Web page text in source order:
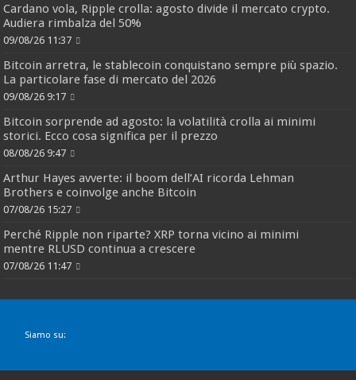
Cardano vola, Ripple crolla: agosto divide il mercato crypto.
Audiera rimbalza del 50%
09/08/26 11:37
Bitcoin arretra, le stablecoin conquistano sempre più spazio.
La particolare fase di mercato del 2026
09/08/26 9:17
Bitcoin sorprende ad agosto: la volatilità crolla ai minimi
storici. Ecco cosa significa per il prezzo
08/08/26 9:47
Arthur Hayes avverte: il boom dell’AI ricorda Lehman
Brothers e coinvolge anche Bitcoin
07/08/26 15:27
Perché Ripple non riparte? XRP torna vicino ai minimi
mentre RLUSD continua a crescere
07/08/26 11:47
Siamo su: